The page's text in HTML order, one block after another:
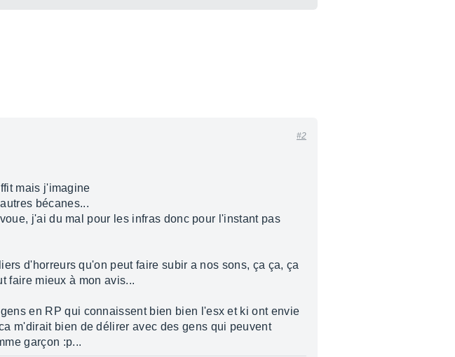
#2
mais j'imagine
bécanes...
j'ai du mal pour les infras donc pour l'instant pas
d'horreurs qu'on peut faire subir a nos sons, ça ça, ça
faire mieux à mon avis...
en RP qui connaissent bien bien l'esx et ki ont envie
m'dirait bien de délirer avec des gens qui peuvent
garçon :p...